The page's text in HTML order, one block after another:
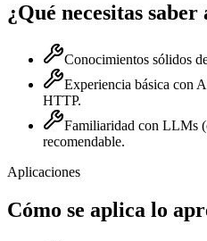
¿Qué necesitas saber
Conocimientos sólidos
Experiencia básica con
HTTP.
Familiaridad con LLMs
recomendable.
Aplicaciones
Cómo se aplica lo